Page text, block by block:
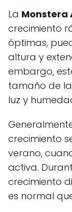
La Monstera
crecimiento
óptimas,
altura y
embargo,
tamaño de
luz y
crecimiento
verano,
activa.
crecimiento
es normal